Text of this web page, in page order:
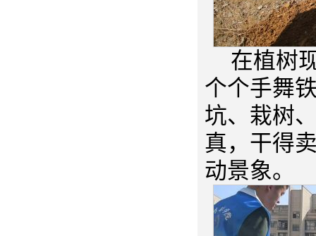
在植树
个个手舞
坑、栽树
真，干得
动景象。